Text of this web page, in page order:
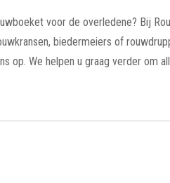
voor de overledene? Bij
biedermeiers of
op. We helpen u graag verder om